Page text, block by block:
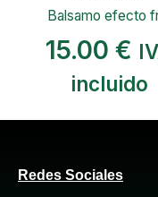
Balsamo efecto
15.00 €
incluido
Redes Sociales